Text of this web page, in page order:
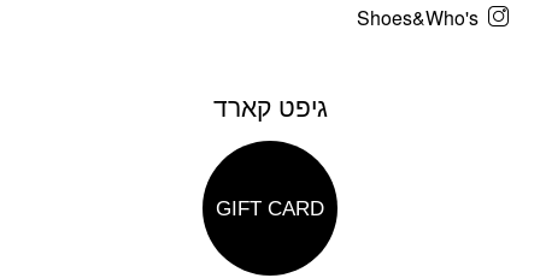
Shoes&Who's
גיפט קארד
GIFT CARD